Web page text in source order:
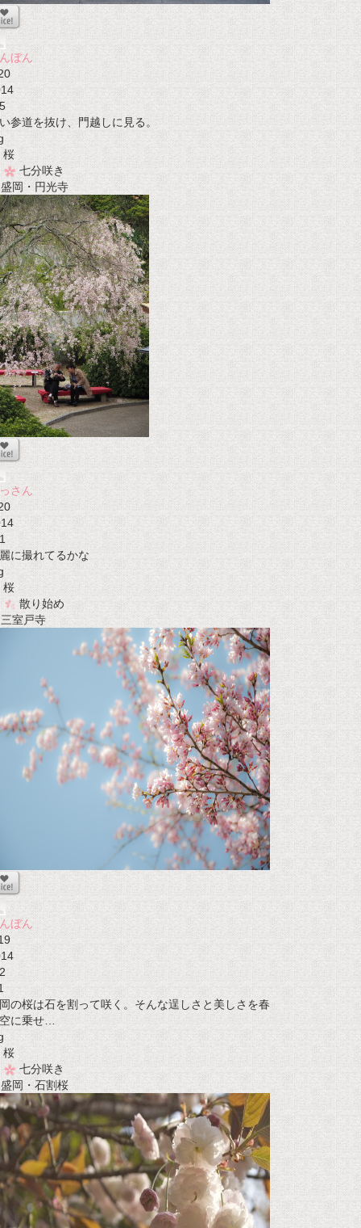
ぼん
5
参道を抜け、門越しに見る。
桜
七分咲き
岡・円光寺
さん
1
に撮れてるかな
桜
散り始め
室戸寺
ぼん
2
の桜は石を割って咲く。そんな逞しさと美しさを春
に乗せ…
桜
七分咲き
岡・石割桜